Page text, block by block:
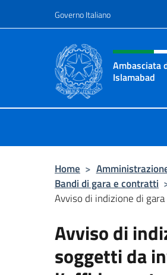
Governo Italiano
Intestazione
Ambasciata
Islamabad
Home >
Bandi di gara e contratti
Avviso di indizione di
Avviso di
soggetti da